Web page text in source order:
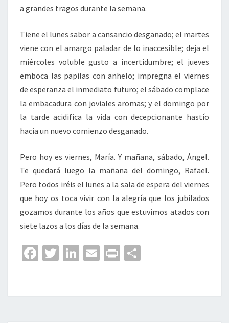
a grandes tragos durante la semana.
Tiene el lunes sabor a cansancio desganado; el martes
viene con el amargo paladar de lo inaccesible; deja el
miércoles voluble gusto a incertidumbre; el jueves
emboca las papilas con anhelo; impregna el viernes
de esperanza el inmediato futuro; el sábado complace
la embacadura con joviales aromas; y el domingo por
la tarde acidifica la vida con decepcionante hastío
hacia un nuevo comienzo desganado.
Pero hoy es viernes, María. Y mañana, sábado, Ángel.
Te quedará luego la mañana del domingo, Rafael.
Pero todos iréis el lunes a la sala de espera del viernes
que hoy os toca vivir con la alegría que los jubilados
gozamos durante los años que estuvimos atados con
siete lazos a los días de la semana.
Fa
o
o
T
er
Li
dI
n
E
l
Pr
p
ar